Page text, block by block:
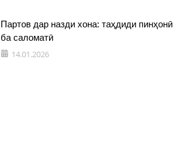
Партов дар назди хона: таҳдиди пинҳонӣ
ба саломатӣ
14.01.2026